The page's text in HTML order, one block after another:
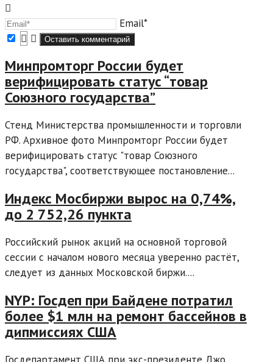
Email*
Минпромторг России будет
верифицировать статус “товар
Союзного государства”
Стенд Министерства промышленности и торговли
РФ. Архивное фото Минпромторг России будет
верифицировать статус "товар Союзного
государства", соответствующее постановление...
Индекс Мосбиржи вырос на 0,74%,
до 2 752,26 пункта
Российский рынок акций на основной торговой
сессии с началом нового месяца уверенно растёт,
следует из данных Московской биржи....
NYP: Госдеп при Байдене потратил
более $1 млн на ремонт бассейнов в
дипмиссиях США